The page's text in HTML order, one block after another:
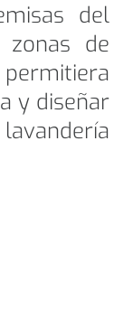
del
de
y diseñar